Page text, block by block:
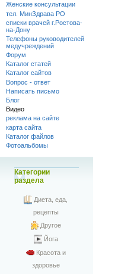
Женские консультации
тел. МинЗдрава РО
списки врачей г.Ростова-
на-Дону
Телефоны руководителей
медучреждений
Форум
Каталог статей
Каталог сайтов
Вопрос - ответ
Написать письмо
Блог
Видео
реклама на сайте
карта сайта
Каталог файлов
Фотоальбомы
Категории
раздела
Диета, еда,
рецепты
Другое
Йога
Красота и
здоровье